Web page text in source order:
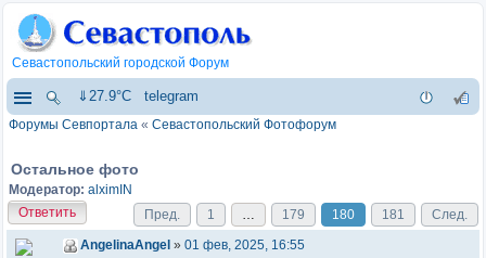
Севастопольский городской Форум
⇓27.9°C telegram
Форумы Севпортала « Севастопольский Фотофорум
Остальное фото
Модератор: alximIN
Ответить
Пред. 1 … 179 180 181 След.
AngelinaAngel » 01 фев, 2025, 16:55